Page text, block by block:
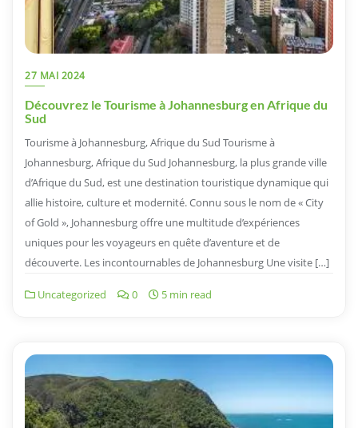
27 MAI 2024
Découvrez le Tourisme à Johannesburg en Afrique du
Sud
Tourisme à Johannesburg, Afrique du Sud Tourisme à
Johannesburg, Afrique du Sud Johannesburg, la plus grande ville
d’Afrique du Sud, est une destination touristique dynamique qui
allie histoire, culture et modernité. Connu sous le nom de « City
of Gold », Johannesburg offre une multitude d’expériences
uniques pour les voyageurs en quête d’aventure et de
découverte. Les incontournables de Johannesburg Une visite […]
Uncategorized 0 5 min read